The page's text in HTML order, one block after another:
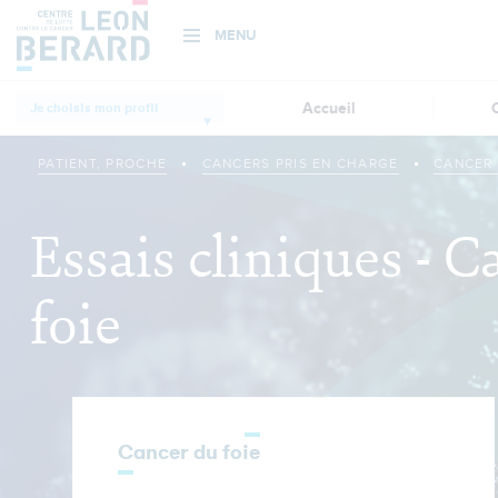
contenu
principal
MENU
Institution
Professionnel de
santé, chercheur
Je choisis mon profil Accueil
PATIENT, PROCHE CANCERS PRIS EN CHARGE CANCER
Essais cliniques -
foie
Cancer du foie